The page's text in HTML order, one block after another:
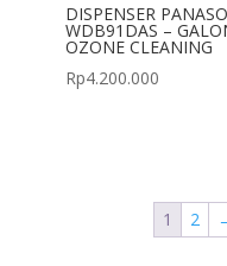
DISPENSER
WDB91DAS –
OZONE CLEANING
Rp4.200.000
1 2